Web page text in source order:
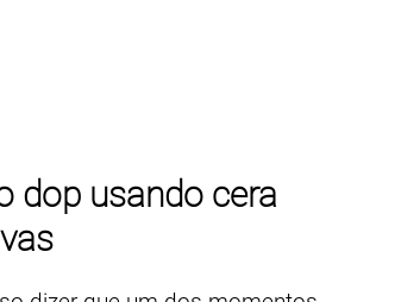
dop usando cera